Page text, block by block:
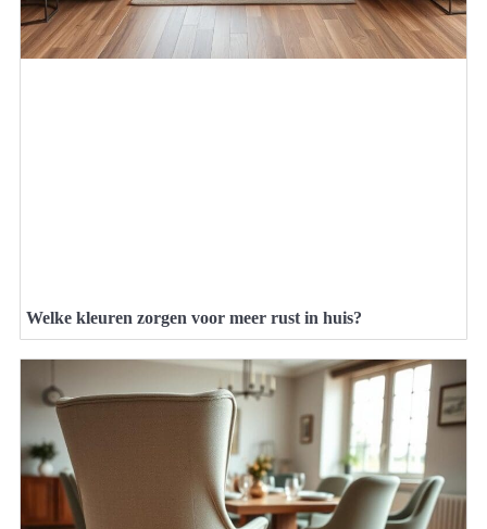
Welke kleuren zorgen voor meer rust in huis?